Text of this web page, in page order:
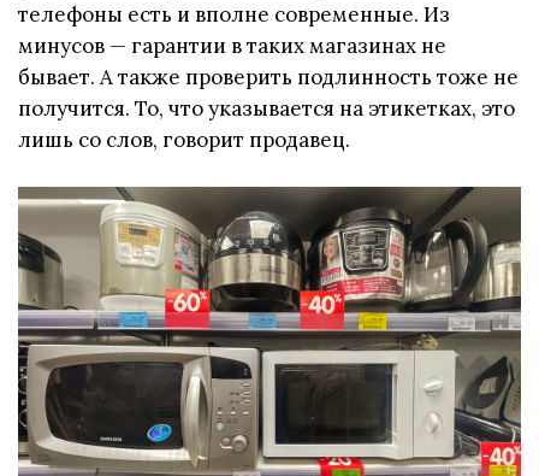
телефоны есть и вполне современные. Из
минусов — гарантии в таких магазинах не
бывает. А также проверить подлинность тоже не
получится. То, что указывается на этикетках, это
лишь со слов, говорит продавец.